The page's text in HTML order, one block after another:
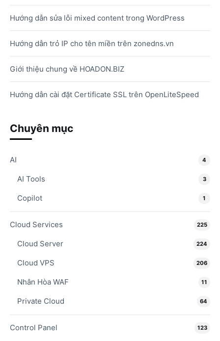
Hướng dẫn sửa lỗi mixed content trong WordPress
Hướng dẫn trỏ IP cho tên miền trên zonedns.vn
Giới thiệu chung về HOADON.BIZ
Hướng dẫn cài đặt Certificate SSL trên OpenLiteSpeed
Chuyên mục
AI 4
AI Tools 3
Copilot 1
Cloud Services 225
Cloud Server 224
Cloud VPS 206
Nhân Hòa WAF 11
Private Cloud 64
Control Panel 123